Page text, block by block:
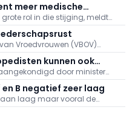
meer medische
grote rol"
rol in die stijging, meldt
oproepen binnen naar
zuiden van Europa.
Vroedvrouwen (VBOV)
moederschapsrust uit te
na de bevalling.kunnen ook
door minister
(Vooruit).
B negatief zeer laag
laag maar vooral de
baren zorgen.